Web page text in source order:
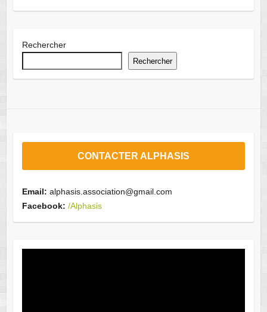
Rechercher
Rechercher
CONTACTER ALPHASIS
Email: alphasis.association@gmail.com
Facebook: /Alphasis